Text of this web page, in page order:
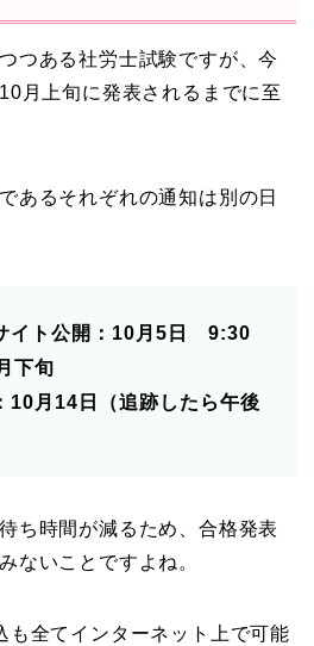
つある社労士試験ですが、今
月上旬に発表されるまでに至
あるそれぞれの通知は別の日
イト公開：10月5日 9:30
下旬
10月14日（追跡したら午後
ち時間が減るため、合格発表
ないことですよね。
も全てインターネット上で可能